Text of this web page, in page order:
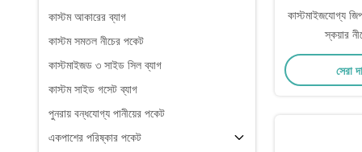
কাস্টম আকারের ব্যাগ
কাস্টম সমতল নীচের পকেট
কাস্টমাইজড ৩ সাইড সিল ব্যাগ
কাস্টম সাইড গসেট ব্যাগ
পুনরায় বন্ধযোগ্য পানীয়ের পকেট
একপাশের পরিষ্কার পকেট
কাস্টমাইজযোগ্য
স্কয়ার
সেরা